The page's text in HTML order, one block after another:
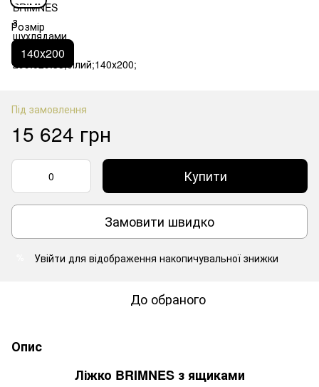
Розмір
140х200
Під замовлення
15 624 грн
Купити
Замовити швидко
Увійти для відображення накопичувальної знижки
До обраного
Опис
Ліжко BRIMNES з ящиками